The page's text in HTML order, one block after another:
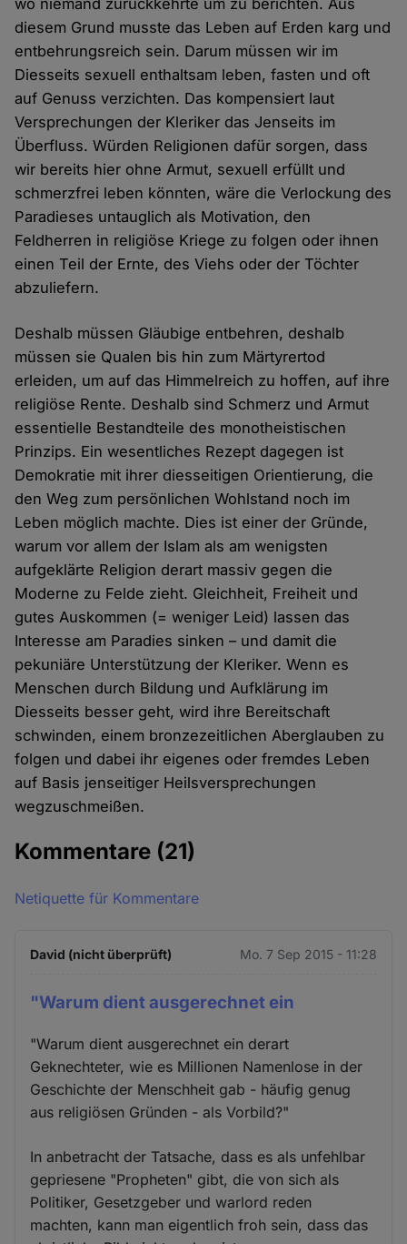
wo niemand zurückkehrte um zu berichten. Aus
diesem Grund musste das Leben auf Erden karg und
entbehrungsreich sein. Darum müssen wir im
Diesseits sexuell enthaltsam leben, fasten und oft
auf Genuss verzichten. Das kompensiert laut
Versprechungen der Kleriker das Jenseits im
Überfluss. Würden Religionen dafür sorgen, dass
wir bereits hier ohne Armut, sexuell erfüllt und
schmerzfrei leben könnten, wäre die Verlockung des
Paradieses untauglich als Motivation, den
Feldherren in religiöse Kriege zu folgen oder ihnen
einen Teil der Ernte, des Viehs oder der Töchter
abzuliefern.
Deshalb müssen Gläubige entbehren, deshalb
müssen sie Qualen bis hin zum Märtyrertod
erleiden, um auf das Himmelreich zu hoffen, auf ihre
religiöse Rente. Deshalb sind Schmerz und Armut
essentielle Bestandteile des monotheistischen
Prinzips. Ein wesentliches Rezept dagegen ist
Demokratie mit ihrer diesseitigen Orientierung, die
den Weg zum persönlichen Wohlstand noch im
Leben möglich machte. Dies ist einer der Gründe,
warum vor allem der Islam als am wenigsten
aufgeklärte Religion derart massiv gegen die
Moderne zu Felde zieht. Gleichheit, Freiheit und
gutes Auskommen (= weniger Leid) lassen das
Interesse am Paradies sinken – und damit die
pekuniäre Unterstützung der Kleriker. Wenn es
Menschen durch Bildung und Aufklärung im
Diesseits besser geht, wird ihre Bereitschaft
schwinden, einem bronzezeitlichen Aberglauben zu
folgen und dabei ihr eigenes oder fremdes Leben
auf Basis jenseitiger Heilsversprechungen
wegzuschmeißen.
Kommentare (21)
Netiquette für Kommentare
David (nicht überprüft) Mo. 7 Sep 2015 - 11:28
"Warum dient ausgerechnet ein
"Warum dient ausgerechnet ein derart
Geknechteter, wie es Millionen Namenlose in der
Geschichte der Menschheit gab - häufig genug
aus religiösen Gründen - als Vorbild?"
In anbetracht der Tatsache, dass es als unfehlbar
gepriesene "Propheten" gibt, die von sich als
Politiker, Gesetzgeber und warlord reden
machten, kann man eigentlich froh sein, dass das